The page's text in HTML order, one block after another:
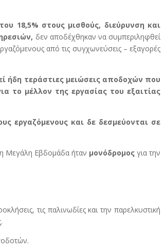
18,5% στους μισθούς, διεύρυνση και
δεν αποδέχθηκαν να συμπεριληφθεί
από τις συγχωνεύσεις – εξαγορές
ήδη τεράστιες μειώσεις αποδοχών που
το μέλλον της εργασίας του εξαιτίας
εργαζόμενους και δε δεσμεύονται σε
Μεγάλη Εβδομάδα ήταν μονόδρομοςγια την
τις παλινωδίες και την παρελκυστική